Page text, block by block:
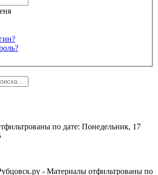
по дате: Понедельник, 17
- Материалы отфильтрованы по